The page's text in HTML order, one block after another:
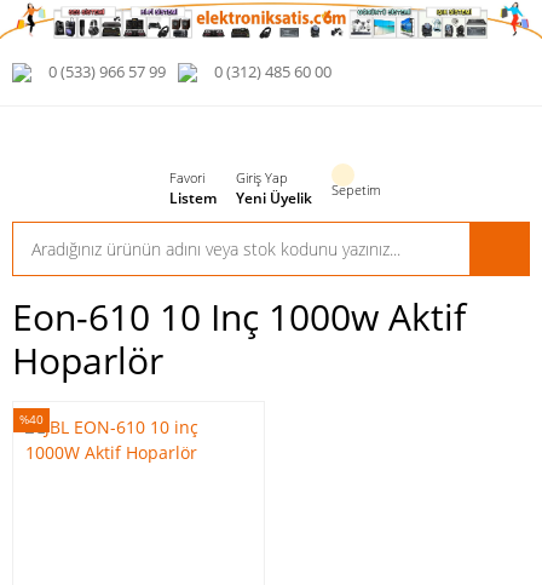
0 (533) 966 57 99 0 (312) 485 60 00
Favori
Listem
Giriş Yap
Yeni Üyelik Sepetim
Eon-610 10 Inç 1000w Aktif
Hoparlör
%40